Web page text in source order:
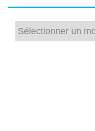
Archives